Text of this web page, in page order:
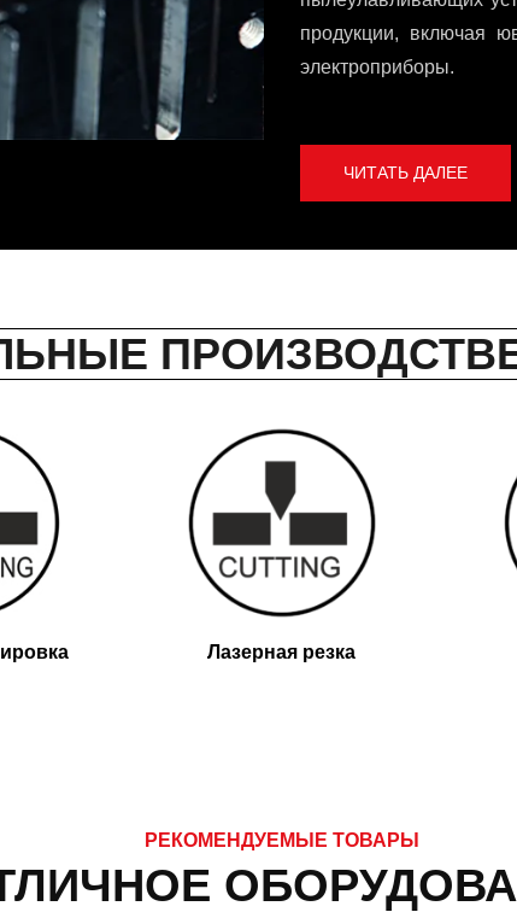
продукции, включая
электроприборы.
ЧИТАТЬ ДАЛЕЕ
Лазерная резка
РЕКОМЕНДУЕМЫЕ ТОВАРЫ